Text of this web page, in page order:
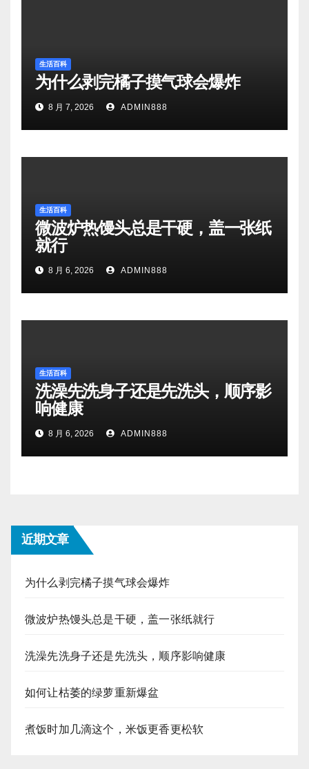
生活百科
为什么剥完橘子摸气球会爆炸
8 月 7, 2026 ADMIN888
生活百科
微波炉热馒头总是干硬，盖一张纸
就行
8 月 6, 2026 ADMIN888
生活百科
洗澡先洗身子还是先洗头，顺序影
响健康
8 月 6, 2026 ADMIN888
近期文章
为什么剥完橘子摸气球会爆炸
微波炉热馒头总是干硬，盖一张纸就行
洗澡先洗身子还是先洗头，顺序影响健康
如何让枯萎的绿萝重新爆盆
煮饭时加几滴这个，米饭更香更松软